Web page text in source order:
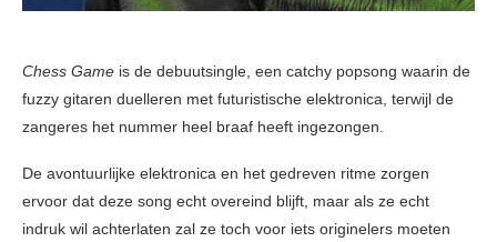
Chess Game is de debuutsingle, een catchy popsong waarin de
fuzzy gitaren duelleren met futuristische elektronica, terwijl de
zangeres het nummer heel braaf heeft ingezongen.
De avontuurlijke elektronica en het gedreven ritme zorgen
ervoor dat deze song echt overeind blijft, maar als ze echt
indruk wil achterlaten zal ze toch voor iets originelers moeten